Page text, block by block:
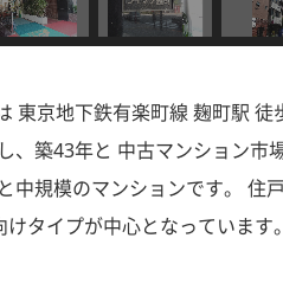
東京地下鉄有楽町線 麹町駅
、築43年と 中古マンション
中規模のマンションです。 住
けタイプが中心となっていま